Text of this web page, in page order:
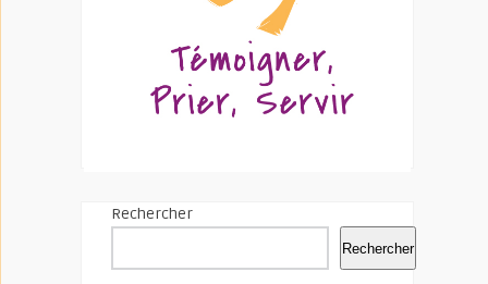
Rechercher
Rechercher